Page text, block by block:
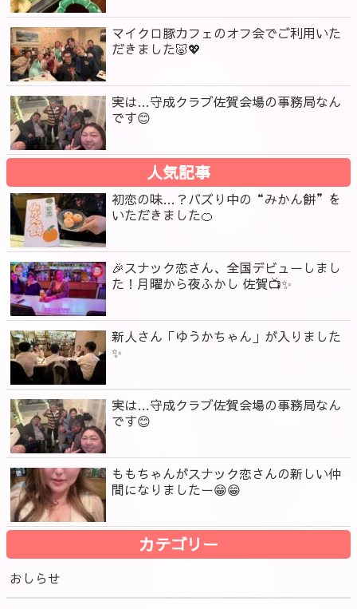
マイクロ豚カフェのオフ会でご利用いた
だきました🐷💖
実は…守成クラブ佐賀会場の事務局なん
です😊
人気記事
初恋の味…？バズり中の“みかん餅”を
いただきました🍊
🎉スナック恋さん、全国デビューしまし
た！月曜から夜ふかし 佐賀📺✨
新人さん「ゆうかちゃん」が入りました
✨
実は…守成クラブ佐賀会場の事務局なん
です😊
ももちゃんがスナック恋さんの新しい仲
間になりましたー😁😁
カテゴリー
おしらせ